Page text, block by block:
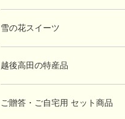
雪の花スイーツ
越後高田の特産品
ご贈答・ご自宅用 セット商品